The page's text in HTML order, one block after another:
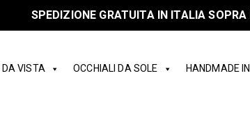
SPEDIZIONE GRATUITA IN ITALIA
VISTA OCCHIALI DA SOLE HANDMADE